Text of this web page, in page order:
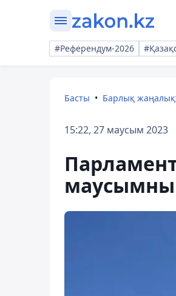
#Референдум-2026
Басты Барлық
15:22, 27 маусым 2023